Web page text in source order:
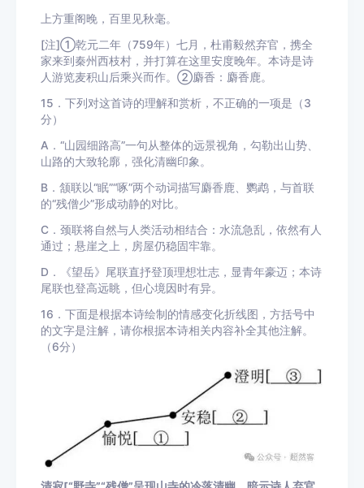
上方重阁晚，百里见秋毫。
[注]①乾元二年（759年）七月，杜甫毅然弃官，携全
家来到秦州西枝村，并打算在这里安度晚年。本诗是诗
人游览麦积山后乘兴而作。②麝香：麝香鹿。
15．下列对这首诗的理解和赏析，不正确的一项是（3
分）
A．“山园细路高”一句从整体的远景视角，勾勒出山势、
山路的大致轮廓，强化清幽印象。
B．颔联以“眠”“啄”两个动词描写麝香鹿、鹦鹉，与首联
的“残僧少”形成动静的对比。
C．颈联将自然与人类活动相结合：水流急乱，依然有人
通过；悬崖之上，房屋仍稳固牢靠。
D．《望岳》尾联直抒登顶理想壮志，显青年豪迈；本诗
尾联也登高远眺，但心境因时有异。
16．下面是根据本诗绘制的情感变化折线图，方括号中
的文字是注解，请你根据本诗相关内容补全其他注解。
（6分）